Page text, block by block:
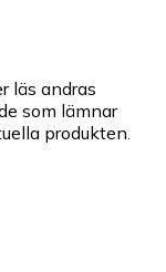
läs andras
som lämnar
produkten.